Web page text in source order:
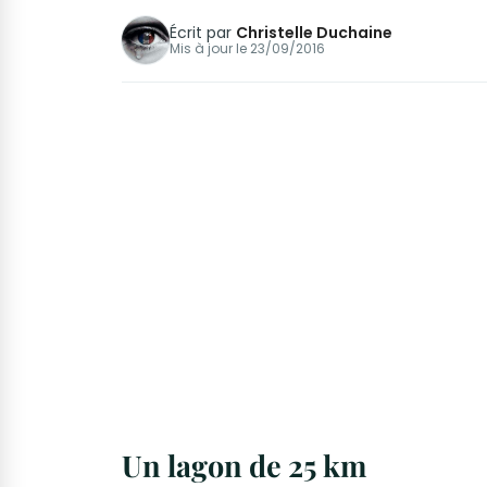
Écrit par Christelle Duchaine
Mis à jour le 23/09/2016
Un lagon de 25 km